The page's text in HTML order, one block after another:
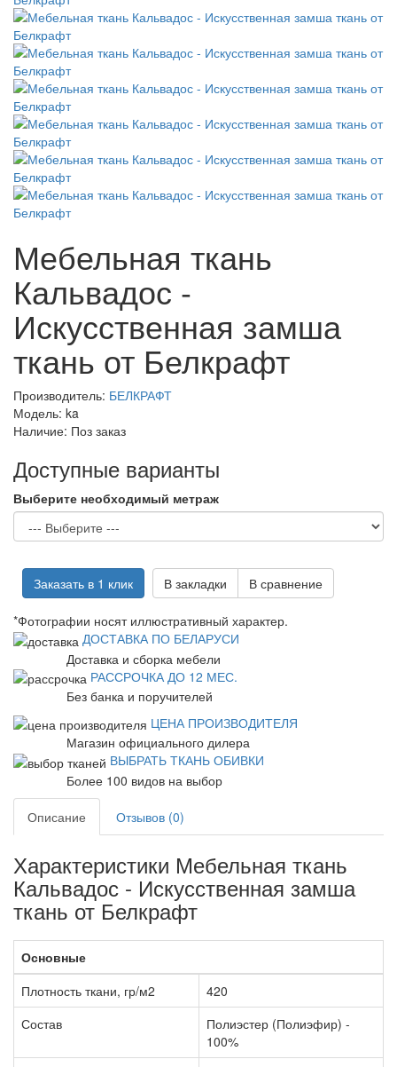
Мебельная ткань
Кальвадос -
Искусственная замша
ткань от Белкрафт
Производитель: БЕЛКРАФТ
Модель: ka
Наличие: Поз заказ
Доступные варианты
Выберите необходимый метраж
Заказать в 1 клик В закладки В сравнение
*Фотографии носят иллюстративный характер.
ДОСТАВКА ПО БЕЛАРУСИ
Доставка и сборка мебели
РАССРОЧКА ДО 12 МЕС.
Без банка и поручителей
ЦЕНА ПРОИЗВОДИТЕЛЯ
Магазин официального дилера
ВЫБРАТЬ ТКАНЬ ОБИВКИ
Более 100 видов на выбор
Описание Отзывов (0)
Характеристики Мебельная ткань
Кальвадос - Искусственная замша
ткань от Белкрафт
Основные
Плотность ткани, гр/м2
420
Состав
Полиэстер (Полиэфир) -
100%